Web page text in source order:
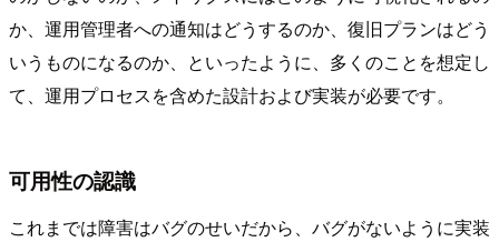
か、運用管理者への通知はどうするのか、復旧プランはどう
いうものになるのか、といったように、多くのことを想定し
て、運用プロセスを含めた設計および実装が必要です。
可用性の認識
これまでは障害はバグのせいだから、バグがないように実装